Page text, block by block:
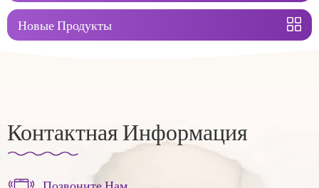
Новые Продукты
Контактная Информация